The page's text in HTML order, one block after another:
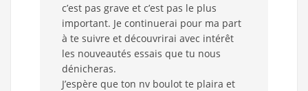
c’est pas grave et c’est pas le plus
important. Je continuerai pour ma part
à te suivre et découvrirai avec intérêt
les nouveautés essais que tu nous
dénicheras.
J’espère que ton nv boulot te plaira et